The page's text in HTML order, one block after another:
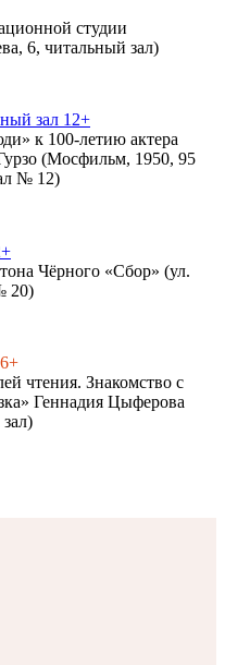
студии
6, читальный зал)
зал 12+
к 100-летию актера
(Мосфильм, 1950, 95
№ 12)
Чёрного «Сбор» (ул.
20)
чтения. Знакомство с
Геннадия Цыферова